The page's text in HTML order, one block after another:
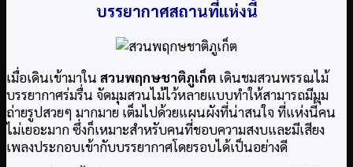
บรรยากาศสถานที่แห่งนี้
เมื่อเดินเข้ามาใน สวนพฤกษชาติภูเก็ต เดินชมสวนพรรณไม้
บรรยากาศร่มรื่น จัดมุมสวนไม้ไว้หลายแบบทำให้สามารถมีมุม
ถ่ายรูปสวยๆ มากมาย เต็มไปด้วยแผนผังที่น่าสนใจ ที่แห่งนี้คน
ไม่เยอะมาก ซึ่งก็เหมาะสำหรับคนที่ชอบความสงบและมีเสียง
เพลงประกอบเข้ากับบรรยากาศโดยรอบได้เป็นอย่างดี